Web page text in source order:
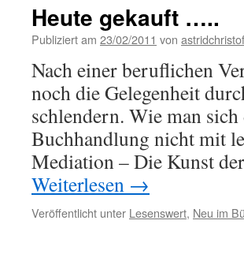
Heute gekauft …..
Publiziert am 23/02/2011 von
Nach einer beruflichen
noch die Gelegenheit
schlendern. Wie man
Buchhandlung nicht mit
Mediation – Die Kunst
Weiterlesen →
Veröffentlicht unter Lesenswert, Neu im